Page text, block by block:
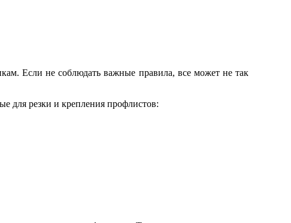
Если не соблюдать важные правила, все может не так
для резки и крепления профлистов: